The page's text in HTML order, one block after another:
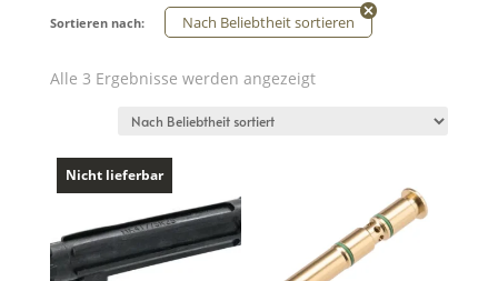
Sortieren nach: Nach Beliebtheit sortieren
Alle 3 Ergebnisse werden angezeigtNach
Nicht lieferbar